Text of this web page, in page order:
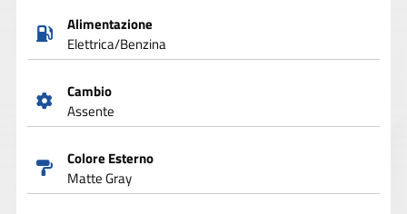
Alimentazione
Elettrica/Benzina
Cambio
Assente
Colore Esterno
Matte Gray